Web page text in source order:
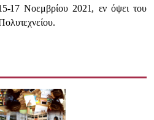
17 Νοεμβρίου 2021, εν όψει του